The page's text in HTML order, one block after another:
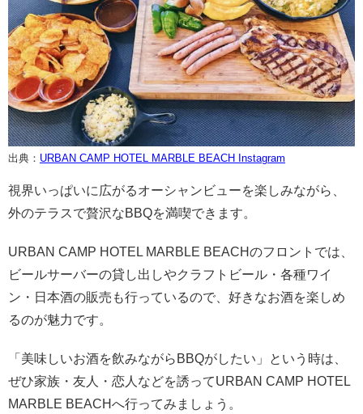
出典： URBAN CAMP HOTEL MARBLE BEACH Instagram
視界いっぱいに広がるオーシャンビューを楽しみながら、
外のテラスで贅沢なBBQを満喫できます。
URBAN CAMP HOTEL MARBLE BEACHのフロントでは、
ビールサーバーの貸し出しやクラフトビール・各種ワイ
ン・日本酒の販売も行っているので、好きなお酒を楽しめ
るのが魅力です。
「美味しいお酒を飲みながらBBQがしたい」という時は、
ぜひ家族・友人・恋人などを誘ってURBAN CAMP HOTEL
MARBLE BEACHへ行ってみましょう。